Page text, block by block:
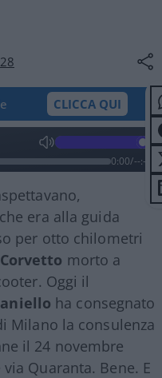
28
CLICCA QUI
0:00/--:--
era alla guida
per otto chilometri
Corvetto morto a
Oggi il
ha consegnato
Milano la consulenza
il 24 novembre
Quaranta. Bene. E